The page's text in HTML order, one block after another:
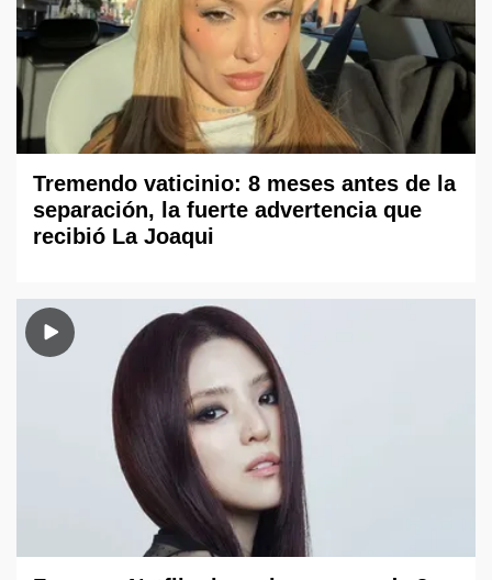
Tremendo vaticinio: 8 meses antes de la
separación, la fuerte advertencia que
recibió La Joaqui